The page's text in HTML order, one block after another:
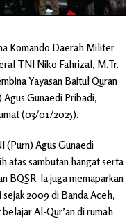
Komando Daerah Militer
TNI Niko Fahrizal, M.Tr.
Yayasan Baitul Quran
Gunaedi Pribadi,
(03/01/2025).
(Purn) Agus Gunaedi
atas sambutan hangat serta
BQSR. Ia juga memaparkan
2009 di Banda Aceh,
Al-Qur’an di rumah